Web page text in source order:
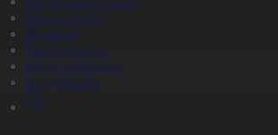
Жаңалықтар
Жобалар
Телехикаялар
Мультсериалдар
Видеоархив